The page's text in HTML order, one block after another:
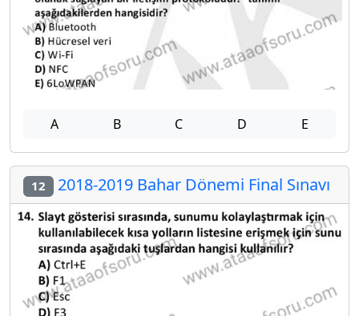
A B C D E
12 2018-2019 Bahar Dönemi Final Sınavı